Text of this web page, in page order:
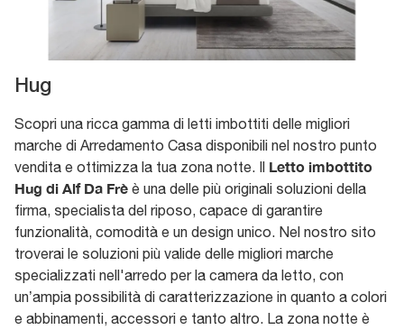
Hug
Scopri una ricca gamma di letti imbottiti delle migliori
marche di Arredamento Casa disponibili nel nostro punto
vendita e ottimizza la tua zona notte. Il Letto imbottito
Hug di Alf Da Frè è una delle più originali soluzioni della
firma, specialista del riposo, capace di garantire
funzionalità, comodità e un design unico. Nel nostro sito
troverai le soluzioni più valide delle migliori marche
specializzati nell'arredo per la camera da letto, con
un’ampia possibilità di caratterizzazione in quanto a colori
e abbinamenti, accessori e tanto altro. La zona notte è